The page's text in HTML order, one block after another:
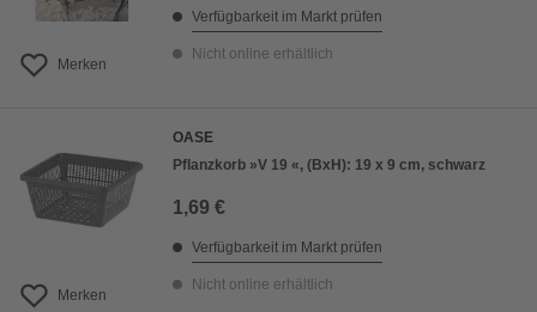
Merken
Verfügbarkeit im Markt prüfen
Nicht online erhältlich
Merken
OASE
Pflanzkorb »V 19 «, (BxH): 19 x 9 cm, schwarz
1,69 €
Verfügbarkeit im Markt prüfen
Nicht online erhältlich